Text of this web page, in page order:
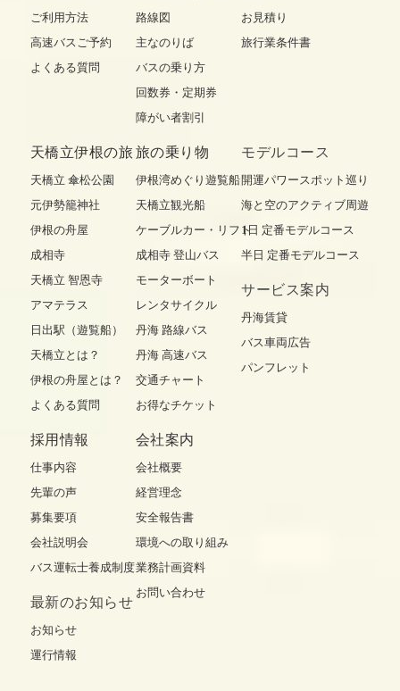
ご利用方法
高速バスご予約
よくある質問
路線図
主なのりば
バスの乗り方
回数券・定期券
障がい者割引
お見積り
旅行業条件書
天橋立伊根の旅
天橋立 傘松公園
元伊勢籠神社
伊根の舟屋
成相寺
天橋立 智恩寺
アマテラス
日出駅（遊覧船）
天橋立とは？
伊根の舟屋とは？
よくある質問
旅の乗り物
伊根湾めぐり遊覧船
天橋立観光船
ケーブルカー・リフト
成相寺 登山バス
モーターボート
レンタサイクル
丹海 路線バス
丹海 高速バス
交通チャート
お得なチケット
モデルコース
開運パワースポット巡り
海と空のアクティブ周遊
1日 定番モデルコース
半日 定番モデルコース
サービス案内
丹海賃貸
バス車両広告
パンフレット
採用情報
仕事内容
先輩の声
募集要項
会社説明会
バス運転士養成制度
最新のお知らせ
お知らせ
運行情報
会社案内
会社概要
経営理念
安全報告書
環境への取り組み
業務計画資料
お問い合わせ